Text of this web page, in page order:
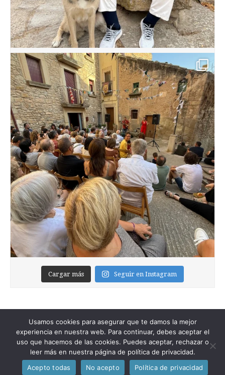
Cargar más Seguir en Instagram
Copyright © 2026 Foixblog
. All Rights Reserved.
The Magazine Premium Theme bybavotasan.com.
Usamos cookies para asegurar que te damos la mejor
experiencia en nuestra web. Para continuar, debes aceptar el
uso que hacemos de las cookies. Puedes aceptar, rechazar o
leer más en nuestra página de política de privacidad.
Acepto todas
No acepto Política de privacidad